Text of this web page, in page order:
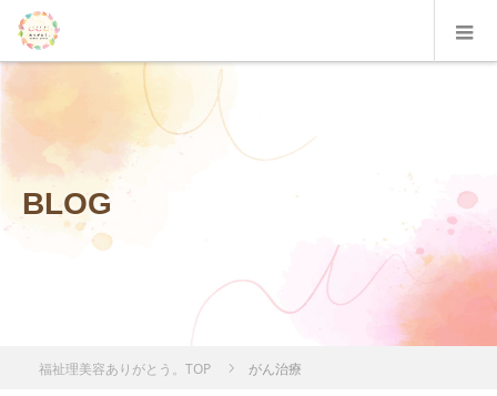
BLOG
福祉理美容ありがとう。TOP がん治療